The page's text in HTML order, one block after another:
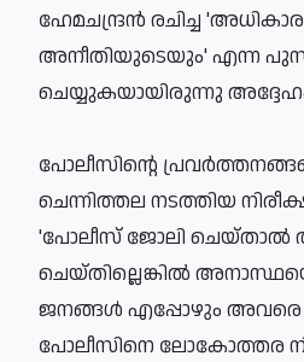
ഹേമചന്ദ്രന്‍ രചിച്ച
അനീതിയുടെയും' എന്ന
ചെയ്യുകയായിരുന്നു
പോലീസിന്റെ
ചെന്നിത്തല നടത്തിയ
'പോലീസ് ജോലി ചെയ്താല്‍
ചെയ്തില്ലെങ്കില്‍
ജനങ്ങള്‍ എപ്പോഴും അവരെ
പോലീസിനെ ലോകോത്തര